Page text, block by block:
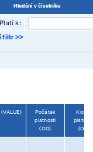
Hledání v číselníku
Platí k :
filtr >>
(VALUE)
Počátek
platnosti
(OD)
Konec
(DO)